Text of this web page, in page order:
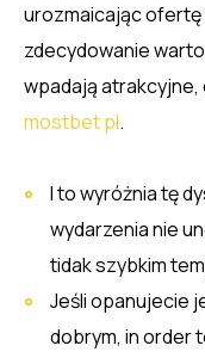
urozmaicając ofertę
zdecydowanie
wpadają
mostbet pl.
I to wyróżnia tę
wydarzenia nie
tidak szybkim
Jeśli opanujecie
dobrym, in order